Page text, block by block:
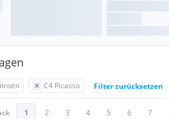
C4 Picasso Filter zurücksetzen
1 2 3 4 5 6 7